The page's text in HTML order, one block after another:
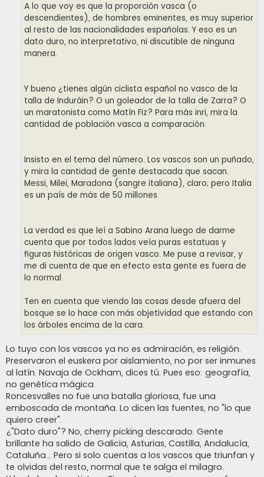
A lo que voy es que la proporción vasca (o
descendientes), de hombres eminentes, es muy superior
al resto de las nacionalidades españolas. Y eso es un
dato duro, no interpretativo, ni discutible de ninguna
manera.
Y bueno ¿tienes algún ciclista español no vasco de la
talla de Induráin? O un goleador de la talla de Zarra? O
un maratonista como Matín Fiz? Para más inri, mira la
cantidad de población vasca a comparación.
Insisto en el tema del número. Los vascos son un puñado,
y mira la cantidad de gente destacada que sacan.
Messi, Milei, Maradona (sangre italiana), claro; pero Italia
es un país de más de 50 millones.
La verdad es que leí a Sabino Arana luego de darme
cuenta que por todos lados veía puras estatuas y
figuras históricas de origen vasco. Me puse a revisar, y
me di cuenta de que en efecto esta gente es fuera de
lo normal.
Ten en cuenta que viendo las cosas desde afuera del
bosque se lo hace con más objetividad que estando con
los árboles encima de la cara.
Lo tuyo con los vascos ya no es admiración, es religión.
Preservaron el euskera por aislamiento, no por ser inmunes
al latín. Navaja de Ockham, dices tú. Pues eso: geografía,
no genética mágica.
Roncesvalles no fue una batalla gloriosa, fue una
emboscada de montaña. Lo dicen las fuentes, no "lo que
quiero creer".
¿"Dato duro"? No, cherry picking descarado. Gente
brillante ha salido de Galicia, Asturias, Castilla, Andalucía,
Cataluña… Pero si solo cuentas a los vascos que triunfan y
te olvidas del resto, normal que te salga el milagro.